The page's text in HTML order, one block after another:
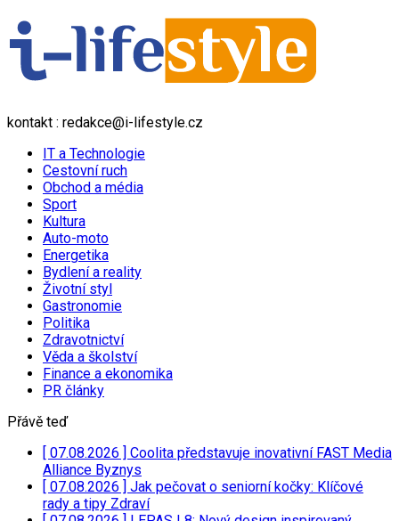
kontakt : redakce@i-lifestyle.cz
IT a Technologie
Cestovní ruch
Obchod a média
Sport
Kultura
Auto-moto
Energetika
Bydlení a reality
Životní styl
Gastronomie
Politika
Zdravotnictví
Věda a školství
Finance a ekonomika
PR články
Přávě teď
[ 07.08.2026 ] Coolita představuje inovativní FAST Media
Alliance Byznys
[ 07.08.2026 ] Jak pečovat o seniorní kočky: Klíčové
rady a tipy Zdraví